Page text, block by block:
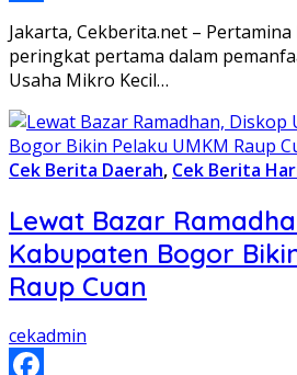
Link
Share
Jakarta, Cekberita.net –
peringkat pertama dalam
Usaha Mikro Kecil…
Cek Berita Daerah, Cek Berita
Lewat Bazar
Kabupaten Bogor
Raup Cuan
cekadmin